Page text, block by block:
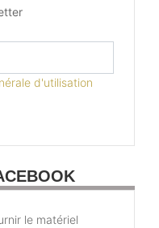
d'utilisation
le matériel